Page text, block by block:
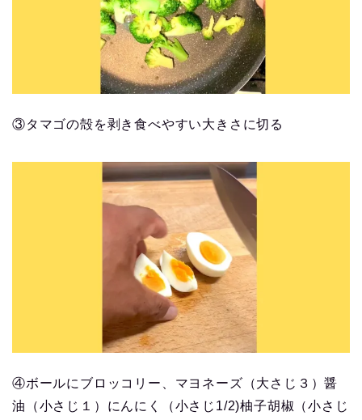
③タマゴの殻を剥き食べやすい大きさに切る
④ボールにブロッコリー、マヨネーズ（大さじ３）醤
油（小さじ１）にんにく（小さじ1/2)柚子胡椒（小さじ